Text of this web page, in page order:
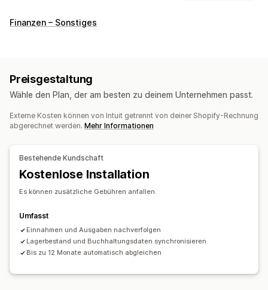
Finanzielle Berichte
Benutzerdefinierte Berichte
Abrechnung und Rechnungsstellung
Forderungen
Mehrere Shops
Mehrere Währungen
Automatisierte Datensynchronisierung
Inventar und Produkt
Bankabgleich
Fehlerbehebung Import historischer Daten
Finanzen – Sonstiges
Preisgestaltung
Wähle den Plan, der am besten zu deinem Unternehmen passt.
Externe Kosten können von Intuit getrennt von deiner Shopify-Rechnung
abgerechnet werden. Mehr Informationen
Bestehende Kundschaft
Kostenlose Installation
Es können zusätzliche Gebühren anfallen.
Umfasst
Einnahmen und Ausgaben nachverfolgen
Lagerbestand und Buchhaltungsdaten synchronisieren
Bis zu 12 Monate automatisch abgleichen